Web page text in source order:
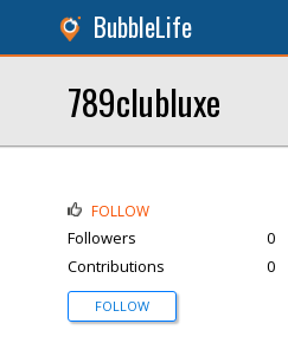
BubbleLife
789clubluxe
FOLLOW
Followers
0
Contributions
0
FOLLOW